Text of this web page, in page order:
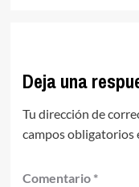
Deja una
Tu dirección de
campos obligatorios
Comentario *